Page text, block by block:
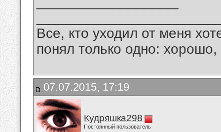
Все, кто уходил от меня
понял только одно:
07.07.2015, 17:19
Кудряшка298
Постоянный пользователь